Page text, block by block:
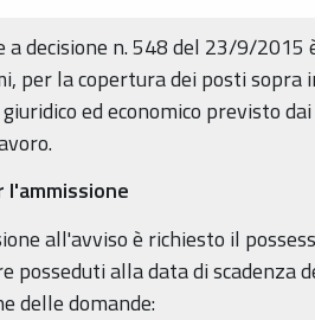
a decisione n. 548 del 23/9/
per la copertura dei posti sopra
ed economico previsto
all'avviso è richiesto il
posseduti alla data di scadenza
delle domande: